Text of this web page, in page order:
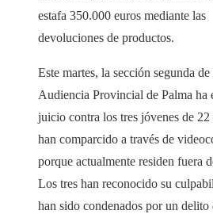
estafa 350.000 euros mediante las
devoluciones de productos.
Este martes, la sección segunda de
Audiencia Provincial de Palma ha
juicio contra los tres jóvenes de 22
han comparcido a través de
porque actualmente residen fuera
Los tres han reconocido su
han sido condenados por un delito